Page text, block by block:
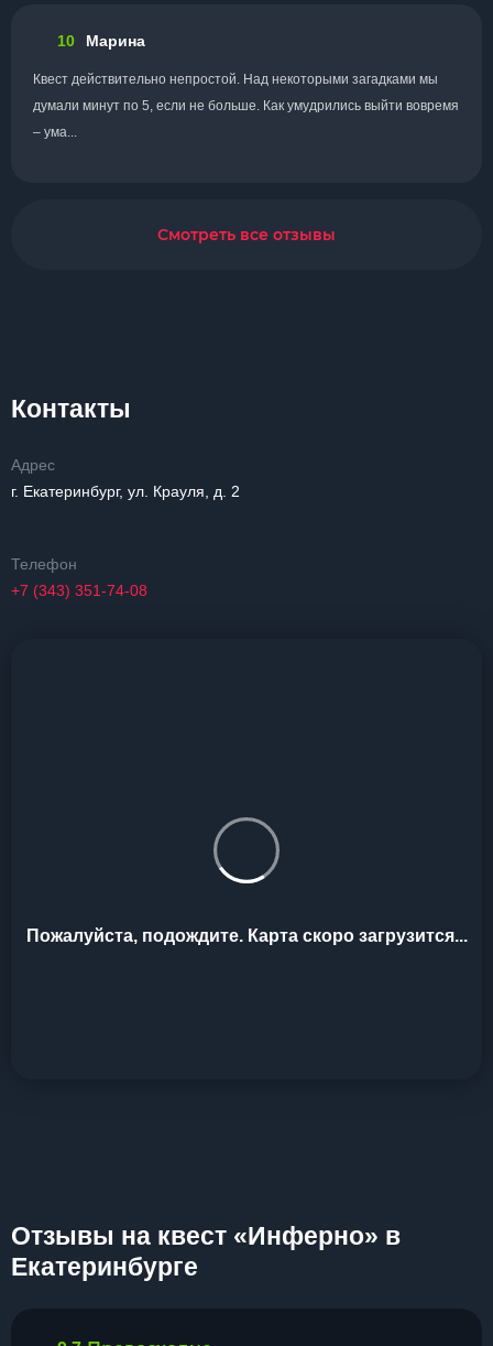
10 Марина
Квест действительно непростой. Над некоторыми загадками мы
думали минут по 5, если не больше. Как умудрились выйти вовремя
– ума...
Смотреть все отзывы
Контакты
Адрес
г. Екатеринбург, ул. Крауля, д. 2
Телефон
+7 (343) 351-74-08
Пожалуйста, подождите. Карта скоро загрузится...
Отзывы на квест «Инферно» в
Екатеринбурге